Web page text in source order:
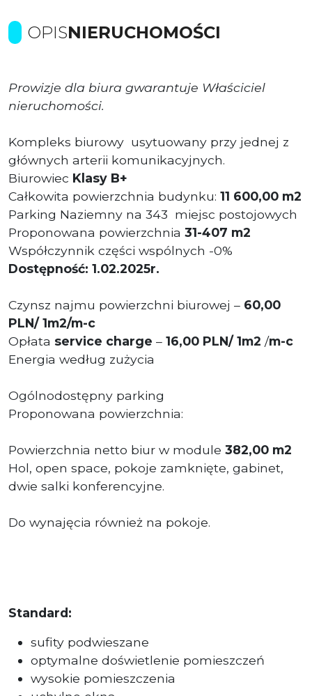
OPISNIERUCHOMOŚCI
Prowizje dla biura gwarantuje Właściciel
nieruchomości.
Kompleks biurowy usytuowany przy jednej z
głównych arterii komunikacyjnych.
Biurowiec Klasy B+
Całkowita powierzchnia budynku: 11 600,00 m2
Parking Naziemny na 343 miejsc postojowych
Proponowana powierzchnia 31-407 m2
Współczynnik części wspólnych -0%
Dostępność: 1.02.2025r.
Czynsz najmu powierzchni biurowej – 60,00
PLN/ 1m2/m-c
Opłata service charge – 16,00 PLN/ 1m2 /m-c
Energia według zużycia
Ogólnodostępny parking
Proponowana powierzchnia:
Powierzchnia netto biur w module 382,00 m2
Hol, open space, pokoje zamknięte, gabinet,
dwie salki konferencyjne.
Do wynajęcia również na pokoje.
Standard:
sufity podwieszane
optymalne doświetlenie pomieszczeń
wysokie pomieszczenia